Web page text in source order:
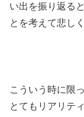
い出を振り返る
とを考えて悲し
こういう時に限
とてもリアリテ